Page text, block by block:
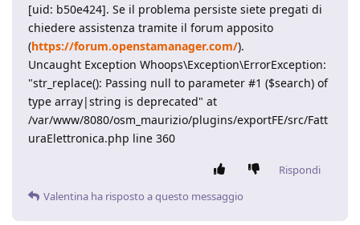
[uid: b50e424]. Se il problema persiste siete pregati di
chiedere assistenza tramite il forum apposito
(https://forum.openstamanager.com/).
Uncaught Exception Whoops\Exception\ErrorException:
"str_replace(): Passing null to parameter #1 ($search) of
type array|string is deprecated" at
/var/www/8080/osm_maurizio/plugins/exportFE/src/Fatt
uraElettronica.php line 360
Rispondi
Valentina ha risposto a questo messaggio